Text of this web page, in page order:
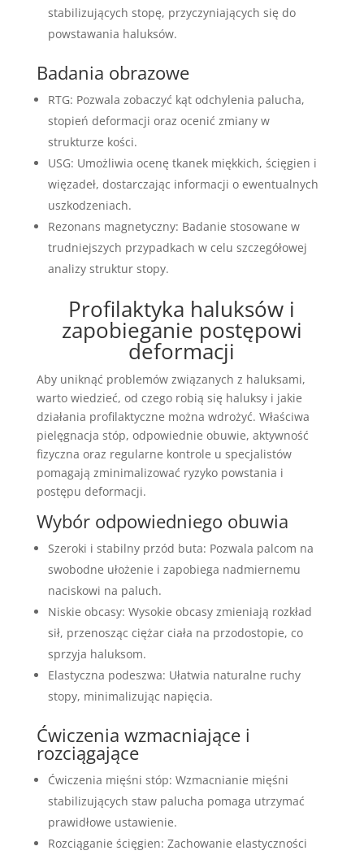
stabilizujących stopę, przyczyniających się do
powstawania haluksów.
Badania obrazowe
RTG: Pozwala zobaczyć kąt odchylenia palucha,
stopień deformacji oraz ocenić zmiany w
strukturze kości.
USG: Umożliwia ocenę tkanek miękkich, ścięgien i
więzadeł, dostarczając informacji o ewentualnych
uszkodzeniach.
Rezonans magnetyczny: Badanie stosowane w
trudniejszych przypadkach w celu szczegółowej
analizy struktur stopy.
Profilaktyka haluksów i
zapobieganie postępowi
deformacji
Aby uniknąć problemów związanych z haluksami,
warto wiedzieć, od czego robią się haluksy i jakie
działania profilaktyczne można wdrożyć. Właściwa
pielęgnacja stóp, odpowiednie obuwie, aktywność
fizyczna oraz regularne kontrole u specjalistów
pomagają zminimalizować ryzyko powstania i
postępu deformacji.
Wybór odpowiedniego obuwia
Szeroki i stabilny przód buta: Pozwala palcom na
swobodne ułożenie i zapobiega nadmiernemu
naciskowi na paluch.
Niskie obcasy: Wysokie obcasy zmieniają rozkład
sił, przenosząc ciężar ciała na przodostopie, co
sprzyja haluksom.
Elastyczna podeszwa: Ułatwia naturalne ruchy
stopy, minimalizując napięcia.
Ćwiczenia wzmacniające i
rozciągające
Ćwiczenia mięśni stóp: Wzmacnianie mięśni
stabilizujących staw palucha pomaga utrzymać
prawidłowe ustawienie.
Rozciąganie ścięgien: Zachowanie elastyczności